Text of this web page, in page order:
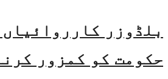
بلڈوزر
حکومت کو کمزور